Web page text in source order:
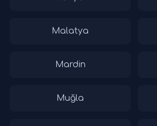
Malatya
Mardin
Muğla